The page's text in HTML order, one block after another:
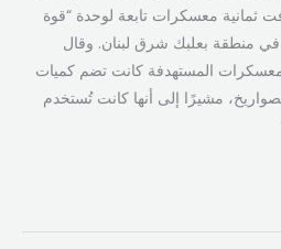
ثمانية معسكرات تابعة لوحدة “قوة
في منطقة بعلبك شرق لبنان. وقال
المستهدفة كانت تضم كميات
مشيرًا إلى أنها كانت تُستخدم